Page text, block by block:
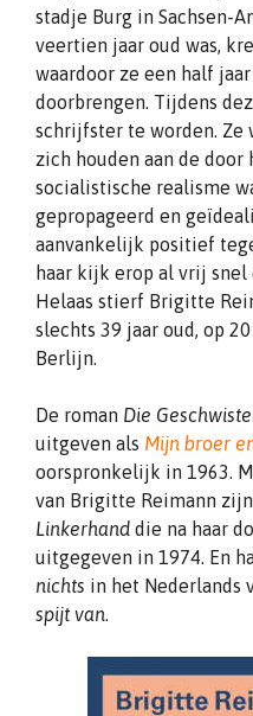
stadje Burg in Sachsen-
veertien jaar oud was,
waardoor ze een half
doorbrengen. Tijdens
schrijfster te worden. Ze
zich houden aan de
socialistische realisme
gepropageerd en
aanvankelijk positief
haar kijk erop al vrij snel
Helaas stierf Brigitte
slechts 39 jaar oud, op
Berlijn.
De roman Die
uitgeven als Mijn broer
oorspronkelijk in 1963.
van Brigitte Reimann
Linkerhand die na haar
uitgegeven in 1974. En
nichts in het Nederlands
spijt van.